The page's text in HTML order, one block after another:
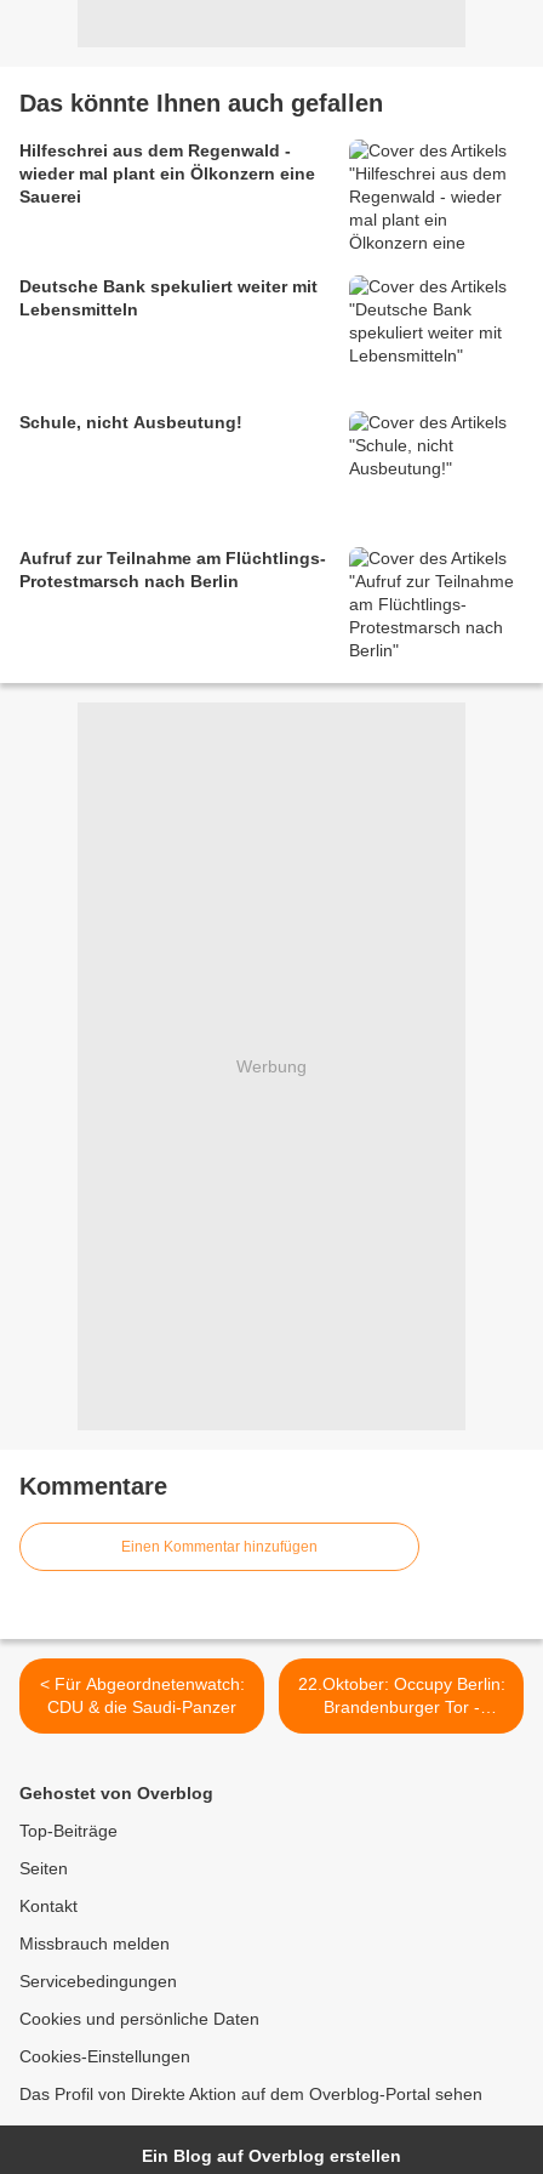
Das könnte Ihnen auch gefallen
Hilfeschrei aus dem Regenwald -
wieder mal plant ein Ölkonzern eine
Sauerei
Deutsche Bank spekuliert weiter mit
Lebensmitteln
Schule, nicht Ausbeutung!
Aufruf zur Teilnahme am Flüchtlings-
Protestmarsch nach Berlin
Werbung
Kommentare
Einen Kommentar hinzufügen
< Für Abgeordnetenwatch:
CDU & die Saudi-Panzer
22.Oktober: Occupy Berlin:
Brandenburger Tor -
Reichstag >
Gehostet von Overblog
Top-Beiträge
Seiten
Kontakt
Missbrauch melden
Servicebedingungen
Cookies und persönliche Daten
Cookies-Einstellungen
Das Profil von Direkte Aktion auf dem Overblog-Portal sehen
Ein Blog auf Overblog erstellen